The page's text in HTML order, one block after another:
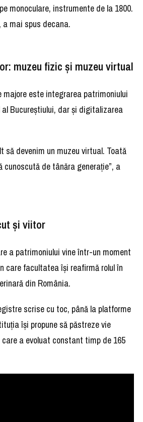
monoculare, instrumente de la 1800.
mai spus decana.
muzeu fizic și muzeu virtual
majore este integrarea patrimoniului
Bucureștiului, dar și digitalizarea
să devenim un muzeu virtual. Toată
de tânăra generație”, a
și viitor
a patrimoniului vine într-un moment
care facultatea își reafirmă rolul în
din România.
scrise cu toc, până la platforme
își propune să păstreze vie
a evoluat constant timp de 165